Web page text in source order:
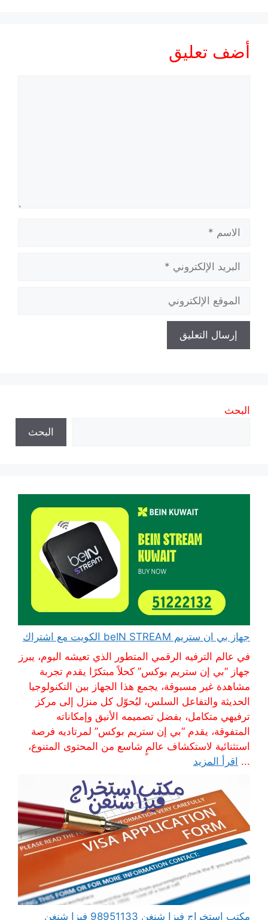
أضف تعليق
الاسم
البريد
الإلكتروني
الموقع
الإلكتروني
البحث
البحث
جهاز بي ان ستريم beIN STREAM الكويت مع اشتراك
في عالم الترفيه الرقمي المتطور الذي تعيشه اليوم، يبرز
جهاز “بي إن ستريم بوكس” كحلاً مبتكرًا يقدم تجربة
مشاهدة غير مسبوقة، يجمع هذا الجهاز بين التكنولوجيا
الحديثة والتفاعل السلس، ليُحوّل كل منزل إلى مركز
ترفيهي متكامل، بفضل تصميمه الأنيق وإمكاناته
المتفوقة، يقدم “بي إن ستريم بوكس” لمرتاديه فرصة
استثنائية لاستكشاف عالمٍ شاسع من المحتوى المتنوع،
... اقرأ المزيد
مكتب استخراج فيزا شنغن 98951133 فيزا شنغن